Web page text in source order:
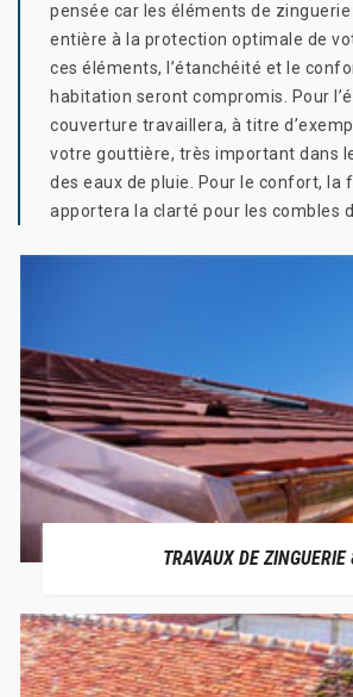
pensée car les éléments de
entière à la protection optimale de
ces éléments, l’étanchéité et le
habitation seront compromis. Pour
couverture travaillera, à titre
votre gouttière, très important dans
des eaux de pluie. Pour le confort, la
apportera la clarté pour les combles
TRAVAUX DE ZINGUERIE